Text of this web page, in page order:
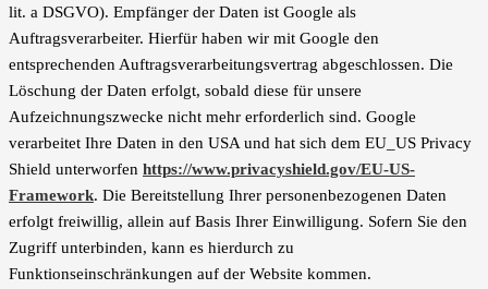
lit. a DSGVO). Empfänger der Daten ist Google als
Auftragsverarbeiter. Hierfür haben wir mit Google den
entsprechenden Auftragsverarbeitungsvertrag abgeschlossen. Die
Löschung der Daten erfolgt, sobald diese für unsere
Aufzeichnungszwecke nicht mehr erforderlich sind. Google
verarbeitet Ihre Daten in den USA und hat sich dem EU_US Privacy
Shield unterworfen https://www.privacyshield.gov/EU-US-
Framework. Die Bereitstellung Ihrer personenbezogenen Daten
erfolgt freiwillig, allein auf Basis Ihrer Einwilligung. Sofern Sie den
Zugriff unterbinden, kann es hierdurch zu
Funktionseinschränkungen auf der Website kommen.